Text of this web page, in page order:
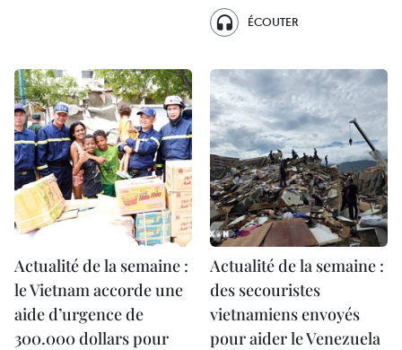
ÉCOUTER
Actualité de la semaine :
le Vietnam accorde une
aide d’urgence de
300.000 dollars pour
Actualité de la semaine :
des secouristes
vietnamiens envoyés
pour aider le Venezuela